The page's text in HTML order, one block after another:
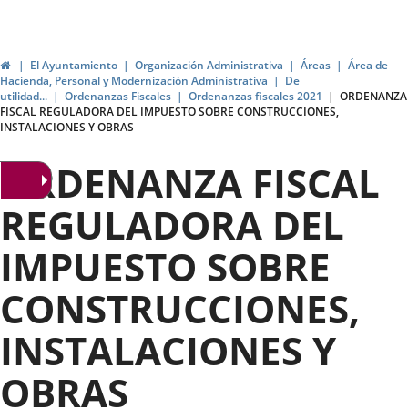
HomeEl Ayuntamiento Organización Administrativa Áreas
Área de
Hacienda, Personal y Modernización Administrativa
De
utilidad...
Ordenanzas Fiscales Ordenanzas fiscales 2021
ORDENANZA
FISCAL REGULADORA DEL IMPUESTO SOBRE CONSTRUCCIONES,
INSTALACIONES Y OBRAS
ORDENANZA FISCAL
REGULADORA DEL
IMPUESTO SOBRE
CONSTRUCCIONES,
INSTALACIONES Y
OBRAS